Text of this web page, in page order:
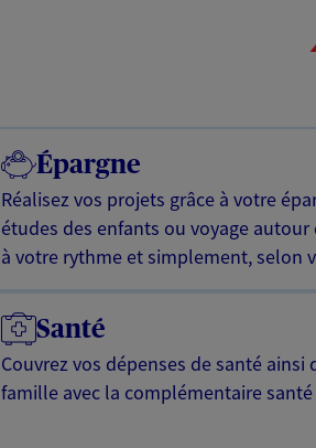
Épargne
Réalisez vos projets grâce à votre
études des enfants ou voyage
à votre rythme et simplement, selon
Santé
Couvrez vos dépenses de santé ainsi
famille avec la complémentaire